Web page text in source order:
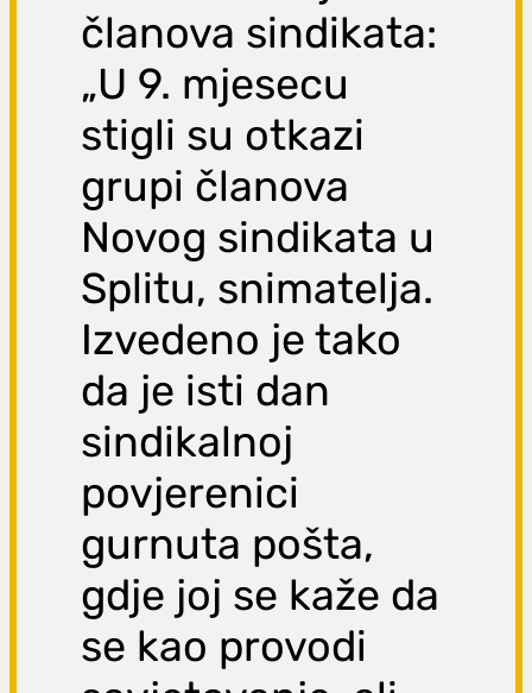
članova sindikata:
„U 9. mjesecu
stigli su otkazi
grupi članova
Novog sindikata u
Splitu, snimatelja.
Izvedeno je tako
da je isti dan
sindikalnoj
povjerenici
gurnuta pošta,
gdje joj se kaže da
se kao provodi